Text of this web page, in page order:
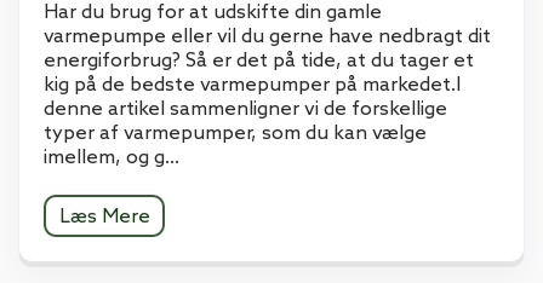
Har du brug for at udskifte din gamle
varmepumpe eller vil du gerne have nedbragt dit
energiforbrug? Så er det på tide, at du tager et
kig på de bedste varmepumper på markedet.I
denne artikel sammenligner vi de forskellige
typer af varmepumper, som du kan vælge
imellem, og g...
Læs Mere